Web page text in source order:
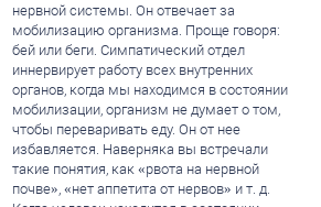
нервной системы. Он отвечает за
мобилизацию организма. Проще говоря:
бей или беги. Симпатический отдел
иннервирует работу всех внутренних
органов, когда мы находимся в состоянии
мобилизации, организм не думает о том,
чтобы переваривать еду. Он от нее
избавляется. Наверняка вы встречали
такие понятия, как «рвота на нервной
почве», «нет аппетита от нервов» и т. д.